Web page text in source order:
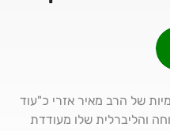
של הרב מאיר אזרי כ"עוד
והליברלית שלו מעודדת